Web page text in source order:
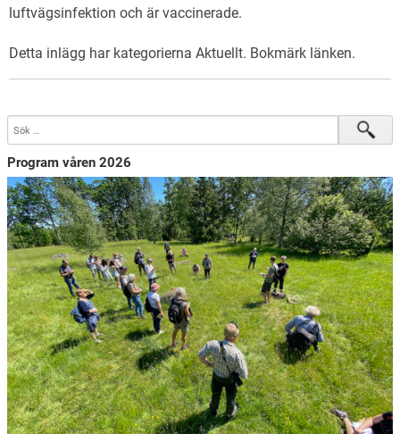
luftvägsinfektion och är vaccinerade.
Detta inlägg har kategorierna Aktuellt. Bokmärk länken.
Program våren 2026